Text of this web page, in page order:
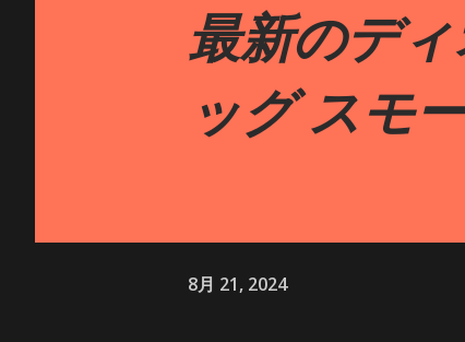
最新のデ
ッグ スモ
8月 21, 2024